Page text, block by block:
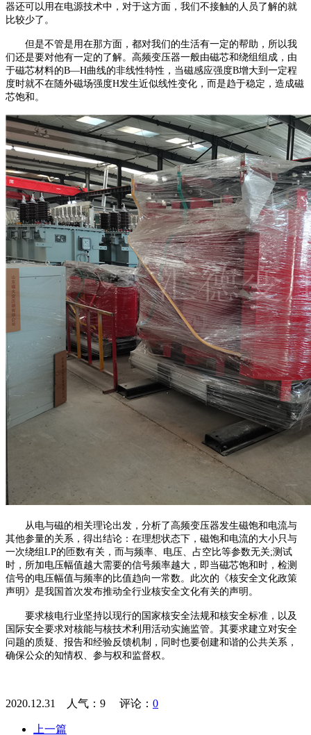
器还可以用在电源技术中，对于这方面，我们不接触的人员了解的就
比较少了。
但是不管是用在那方面，都对我们的生活有一定的帮助，所以我
们还是要对他有一定的了解。高频变压器一般由磁芯和绕组组成，由
于磁芯材料的B—H曲线的非线性特性，当磁感应强度B增大到一定程
度时就不在随外磁场强度H发生近似线性变化，而是趋于稳定，造成磁
芯饱和。
从电与磁的相关理论出发，分析了高频变压器发生磁饱和电流与
其他参量的关系，得出结论：在理想状态下，磁饱和电流的大小只与
一次绕组LP的匝数有关，而与频率、电压、占空比等参数无关;测试
时，所加电压幅值越大需要的信号频率越大，即当磁芯饱和时，检测
信号的电压幅值与频率的比值趋向一常数。此次的《核安全文化政策
声明》是我国首次发布推动全行业核安全文化有关的声明。
要求核电行业坚持以现行的国家核安全法规和核安全标准，以及
国际安全要求对核能与核技术利用活动实施监管。其要求建立对安全
问题的质疑、报告和经验反馈机制，同时也要创建和谐的公共关系，
确保公众的知情权、参与权和监督权。
2020.12.31 人气： 9 评论： 0
上一篇